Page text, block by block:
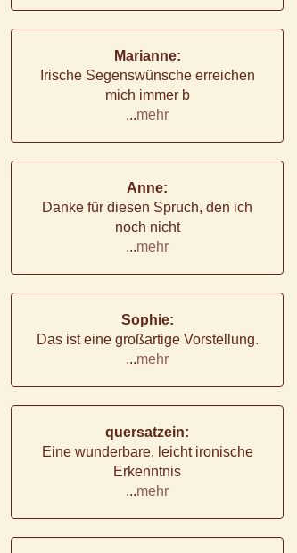
Marianne:
Irische Segenswünsche erreichen
mich immer b
...mehr
Anne:
Danke für diesen Spruch, den ich
noch nicht
...mehr
Sophie:
Das ist eine großartige Vorstellung.
...mehr
quersatzein:
Eine wunderbare, leicht ironische
Erkenntnis
...mehr